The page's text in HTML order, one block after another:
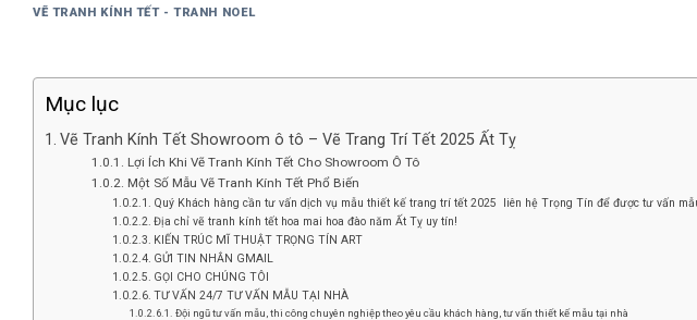
VẼ TRANH KÍNH TẾT - TRANH NOEL
Mục lục
Vẽ Tranh Kính Tết Showroom ô tô – Vẽ Trang Trí Tết 2025 Ất Tỵ
Lợi Ích Khi Vẽ Tranh Kính Tết Cho Showroom Ô Tô
Một Số Mẫu Vẽ Tranh Kính Tết Phổ Biến
Quý Khách hàng cần tư vấn dịch vụ mẫu thiết kế trang trí tết 2025 liên hệ Trọng Tín để được tư vấn
Địa chỉ vẽ tranh kính tết hoa mai hoa đào năm Ất Tỵ uy tín!
KIẾN TRÚC MĨ THUẬT TRỌNG TÍN ART
GỬI TIN NHẮN GMAIL
GỌI CHO CHÚNG TÔI
TƯ VẤN 24/7 TƯ VẤN MẪU TẠI NHÀ
Đội ngũ tư vấn mẫu, thi công chuyên nghiệp theo yêu cầu khách hàng, tư vấn thiết kế mẫu tại nhà